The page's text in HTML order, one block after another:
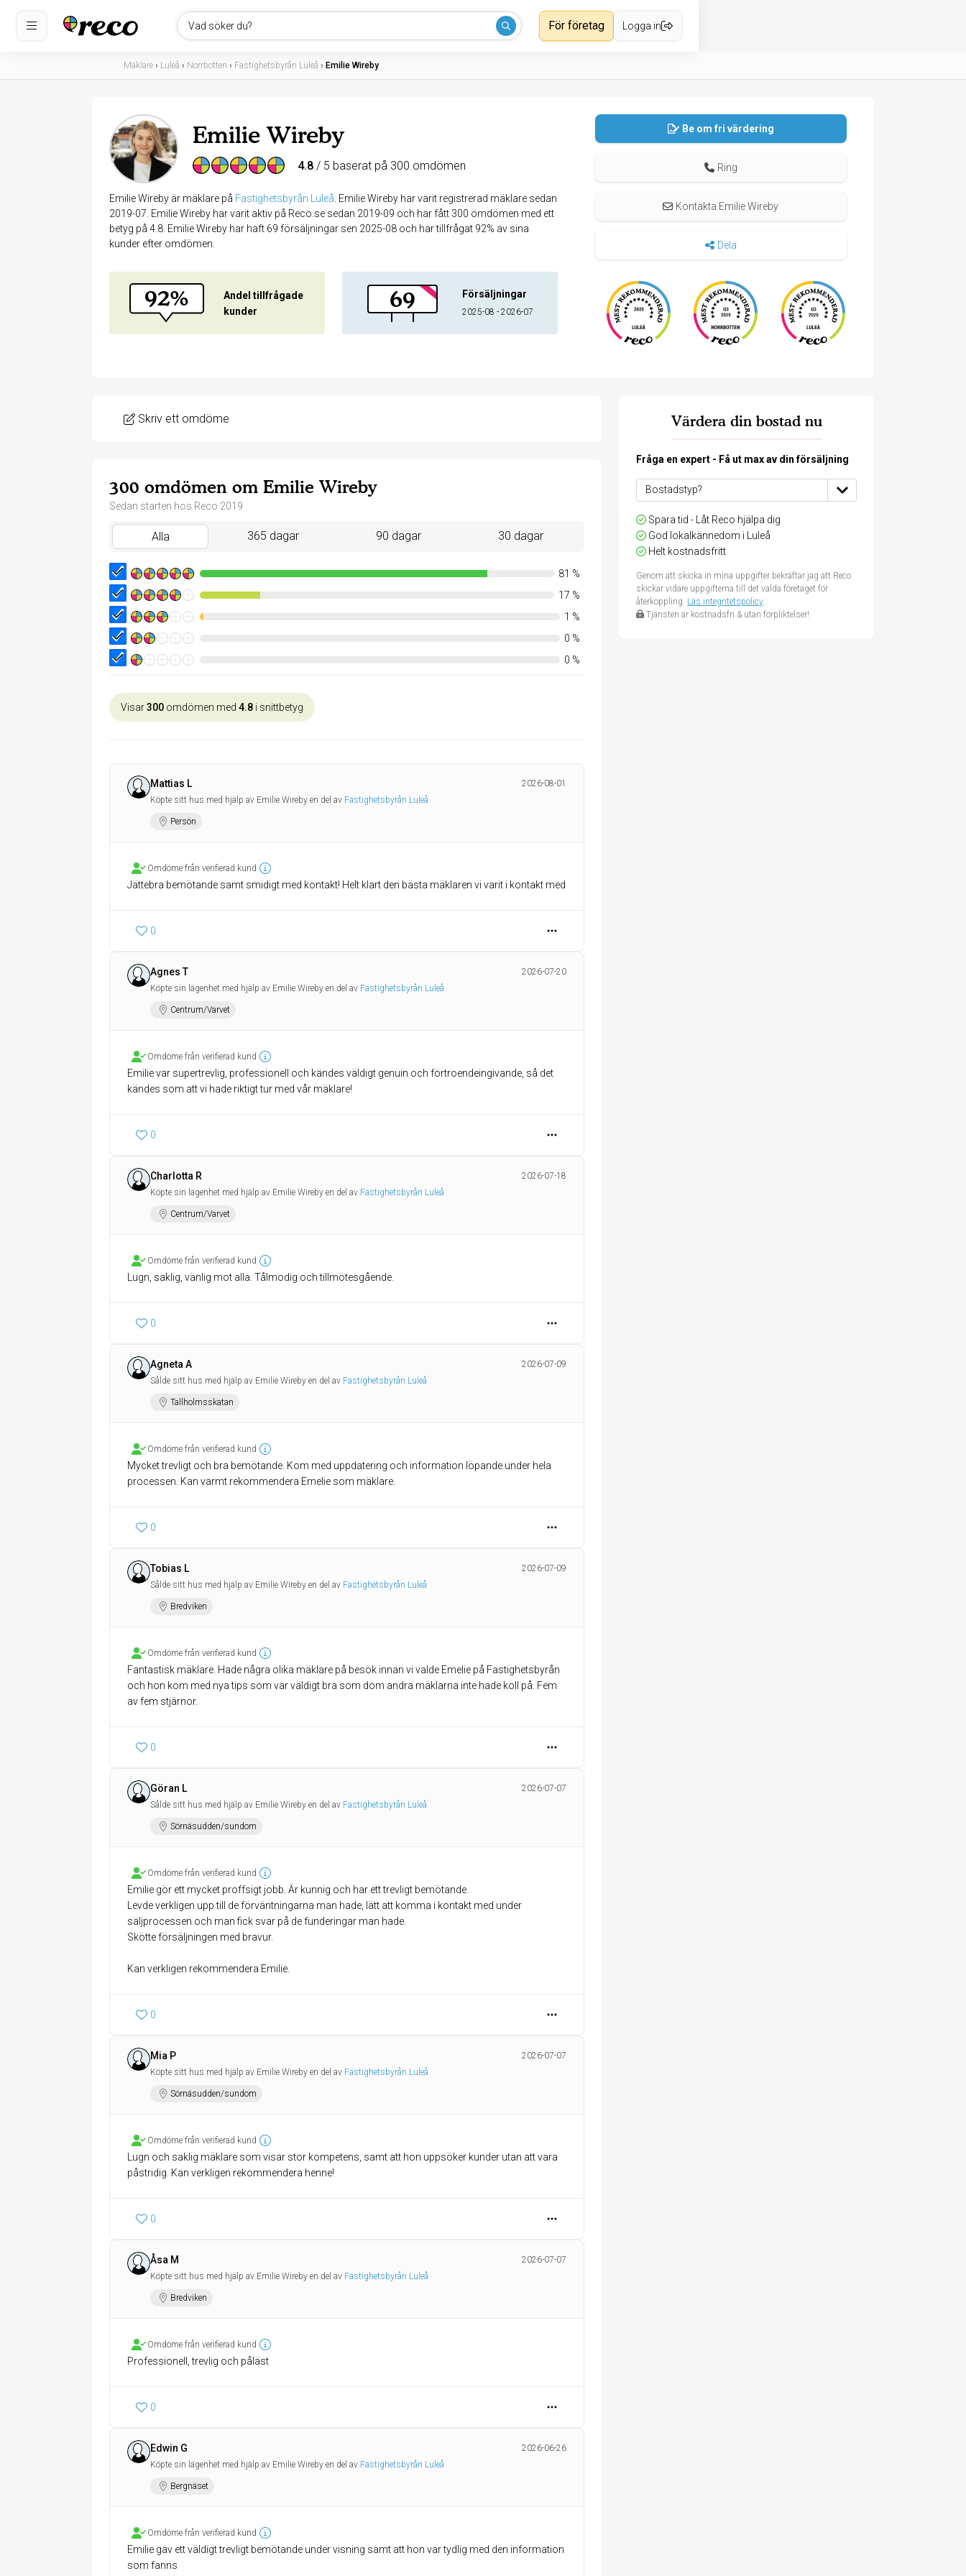
Vad söker du? För företag Logga in
Mäklare › Luleå › Norrbotten › Fastighetsbyrån Luleå › Emilie Wireby
Emilie Wireby
4.8 / 5 baserat på 300 omdömen
Emilie Wireby är mäklare på Fastighetsbyrån Luleå. Emilie Wireby har varit registrerad mäklare sedan
2019-07. Emilie Wireby har varit aktiv på Reco.se sedan 2019-09 och har fått 300 omdömen med ett
betyg på 4.8. Emilie Wireby har haft 69 försäljningar sen 2025-08 och har tillfrågat 92% av sina
kunder efter omdömen.
92%
Andel tillfrågade
kunder
69 Försäljningar
2025-08 - 2026-07
Be om fri värdering
Ring
Kontakta Emilie Wireby
Dela
Skriv ett omdöme
300 omdömen om Emilie Wireby
Sedan starten hos Reco 2019
Alla 365 dagar 90 dagar 30 dagar
81 %
17 %
1 %
0 %
0 %
Visar300 omdömen med 4.8 i snittbetyg
Mattias L
2026-08-01
Köpte sitt hus med hjälp av Emilie Wireby en del av Fastighetsbyrån Luleå
Persön
Omdöme från verifierad kund
Jättebra bemötande samt smidigt med kontakt! Helt klart den bästa mäklaren vi varit i kontakt med
0
Agnes T
2026-07-20
Köpte sin lägenhet med hjälp av Emilie Wireby en del av Fastighetsbyrån Luleå
Centrum/Varvet
Omdöme från verifierad kund
Emilie var supertrevlig, professionell och kändes väldigt genuin och förtroendeingivande, så det
kändes som att vi hade riktigt tur med vår mäklare!
0
Charlotta R
2026-07-18
Köpte sin lägenhet med hjälp av Emilie Wireby en del av Fastighetsbyrån Luleå
Centrum/Varvet
Omdöme från verifierad kund
Lugn, saklig, vänlig mot alla. Tålmodig och tillmötesgående.
0
Agneta A
2026-07-09
Sålde sitt hus med hjälp av Emilie Wireby en del av Fastighetsbyrån Luleå
Tallholmsskatan
Omdöme från verifierad kund
Mycket trevligt och bra bemötande. Kom med uppdatering och information löpande under hela
processen. Kan varmt rekommendera Emelie som mäklare.
0
Tobias L
2026-07-09
Sålde sitt hus med hjälp av Emilie Wireby en del av Fastighetsbyrån Luleå
Bredviken
Omdöme från verifierad kund
Fantastisk mäklare. Hade några olika mäklare på besök innan vi valde Emelie på Fastighetsbyrån
och hon kom med nya tips som var väldigt bra som dom andra mäklarna inte hade koll på. Fem
av fem stjärnor.
0
Göran L
2026-07-07
Sålde sitt hus med hjälp av Emilie Wireby en del av Fastighetsbyrån Luleå
Sörnäsudden/sundom
Omdöme från verifierad kund
Emilie gör ett mycket proffsigt jobb. Är kunnig och har ett trevligt bemötande.
Levde verkligen upp till de förväntningarna man hade, lätt att komma i kontakt med under
säljprocessen och man fick svar på de funderingar man hade.
Skötte försäljningen med bravur.
Kan verkligen rekommendera Emilie.
0
Mia P
2026-07-07
Köpte sitt hus med hjälp av Emilie Wireby en del av Fastighetsbyrån Luleå
Sörnäsudden/sundom
Omdöme från verifierad kund
Lugn och saklig mäklare som visar stor kompetens, samt att hon uppsöker kunder utan att vara
påstridig. Kan verkligen rekommendera henne!
0
Åsa M
2026-07-07
Köpte sitt hus med hjälp av Emilie Wireby en del av Fastighetsbyrån Luleå
Bredviken
Omdöme från verifierad kund
Professionell, trevlig och påläst
0
Edwin G
2026-06-26
Köpte sin lägenhet med hjälp av Emilie Wireby en del av Fastighetsbyrån Luleå
Bergnäset
Omdöme från verifierad kund
Emilie gav ett väldigt trevligt bemötande under visning samt att hon var tydlig med den information
som fanns
Värdera din bostad nu
Fråga en expert - Få ut max av din försäljning
Spara tid - Låt Reco hjälpa dig
God lokalkännedom i Luleå
Helt kostnadsfritt
Genom att skicka in mina uppgifter bekräftar jag att Reco
skickar vidare uppgifterna till det valda företaget för
återkoppling. Läs integritetspolicy.
Tjänsten är kostnadsfri & utan förpliktelser!